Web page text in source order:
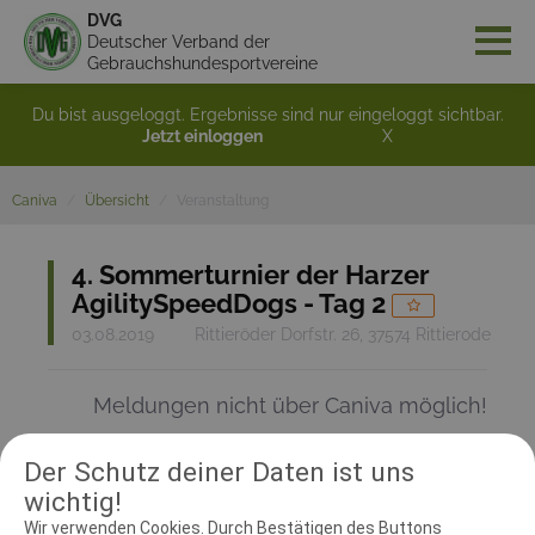
Der Schutz deiner Daten ist uns
wichtig!
Wir verwenden Cookies. Durch Bestätigen des Buttons
DVG
Deutscher Verband der
Gebrauchshundesportvereine
Du bist ausgeloggt. Ergebnisse sind nur eingeloggt sichtbar.
Jetzt einloggen
X
Caniva Übersicht
4. Sommerturnier der Harzer
AgilitySpeedDogs - Tag 2
03.08.2019 Rittieröder Dorfstr. 26, 37574 Rittierode
Meldungen nicht über Caniva möglich!
RICHTER UND HELFER